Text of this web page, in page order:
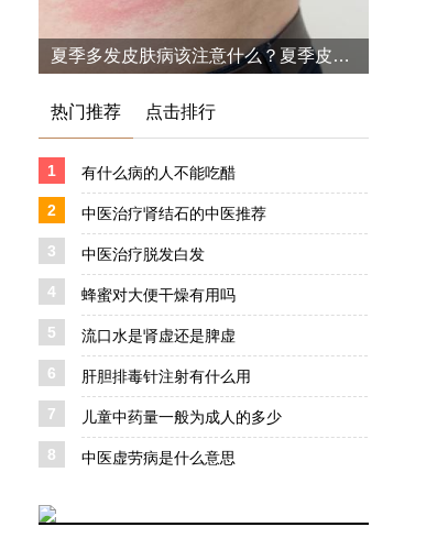
夏季多发皮肤病该注意什么？夏季皮肤病用药小常识介绍
热门推荐 点击排行
1 有什么病的人不能吃醋
2 中医治疗肾结石的中医推荐
3 中医治疗脱发白发
4 蜂蜜对大便干燥有用吗
5 流口水是肾虚还是脾虚
6 肝胆排毒针注射有什么用
7 儿童中药量一般为成人的多少
8 中医虚劳病是什么意思